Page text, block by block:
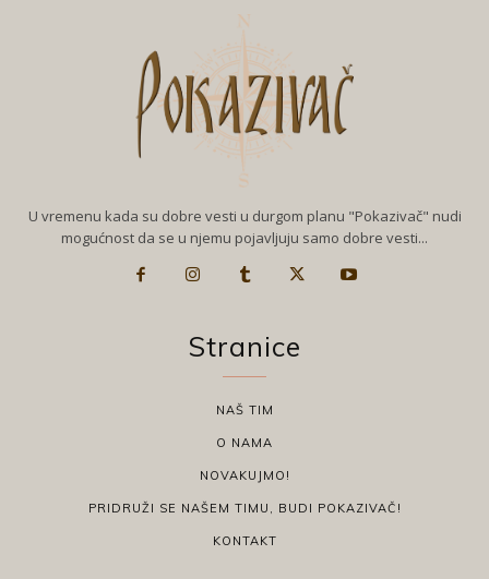
U vremenu kada su dobre vesti u durgom planu "Pokazivač" nudi
mogućnost da se u njemu pojavljuju samo dobre vesti...
Stranice
NAŠ TIM
O NAMA
NOVAKUJMO!
PRIDRUŽI SE NAŠEM TIMU, BUDI POKAZIVAČ!
KONTAKT